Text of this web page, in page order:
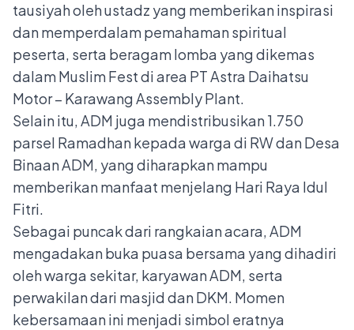
tausiyah oleh ustadz yang memberikan inspirasi
dan memperdalam pemahaman spiritual
peserta, serta beragam lomba yang dikemas
dalam Muslim Fest di area PT Astra Daihatsu
Motor – Karawang Assembly Plant.
Selain itu, ADM juga mendistribusikan 1.750
parsel Ramadhan kepada warga di RW dan Desa
Binaan ADM, yang diharapkan mampu
memberikan manfaat menjelang Hari Raya Idul
Fitri.
Sebagai puncak dari rangkaian acara, ADM
mengadakan buka puasa bersama yang dihadiri
oleh warga sekitar, karyawan ADM, serta
perwakilan dari masjid dan DKM. Momen
kebersamaan ini menjadi simbol eratnya